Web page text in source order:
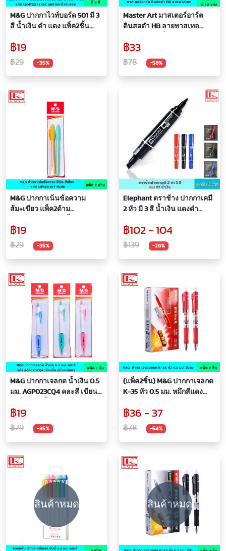
M&G ปากกาไวท์บอร์ด 501 มี 3
สี น้ำเงิน ดำ แดง แพ็ค2ชิ้น
บอร์ด เขียนได้ลื่นมือ ปากกา
ปากกาเขียนกระดาน ลบได้
เอ็มแอนด์จี
฿19
฿29 -35%
Master Art มาสเตอร์อาร์ต
ดินสอดำ HB ลายพาสเทล
ดินสอเอชบี เฮดบี ไส้ดินสอ
ทนทาน ไม่เปราะง่าย 12 แท่ง/
฿33
฿78 -58%
M&G ปากกาเน้นข้อความ
ส้ม+เขียว แพ็ค2ด้าม
สดใส เห็นเด่นชัด ปา
กกาไฮไลท์ ปากกาสีรุ้ง เอ็ม
฿19
฿29 -35%
Elephant ตราช้าง ปากกาเคมี
2 หัว มี 3 สี น้ำเงิน แดงดำ
กลิ่นอ่อน ปากกาเคมี โอโซน
ลบไม่ได้
฿102 - 104
฿139 -26%
M&G ปากกาเจลกด น้ำเงิน 0.5
มม. AGP023CQ4 คละสี เขียน
ง่าย ทนทาน ปากกาเจล เอ็ม
แอนด์จี
฿19
฿29 -35%
(แพ็ค2ชิ้น) M&G ปากกาเจลกด
K-35 หัว 0.5 มม. หมึกสีแดง
น้ำหมึกพิเศษ ลื่นไหล ด้ามจับ
นุ่มสบายมือ ปากกา ปากกาเจล
ปากกาหมึกเจล ปากกาหมึกซึม
฿36 - 37
฿78 -54%
สินค้าหมด สินค้าหมด